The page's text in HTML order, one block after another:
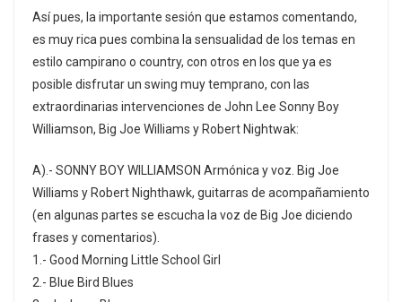
Así pues, la importante sesión que estamos comentando,
es muy rica pues combina la sensualidad de los temas en
estilo campirano o country, con otros en los que ya es
posible disfrutar un swing muy temprano, con las
extraordinarias intervenciones de John Lee Sonny Boy
Williamson, Big Joe Williams y Robert Nightwak:
A).- SONNY BOY WILLIAMSON Armónica y voz. Big Joe
Williams y Robert Nighthawk, guitarras de acompañamiento
(en algunas partes se escucha la voz de Big Joe diciendo
frases y comentarios).
1.- Good Morning Little School Girl
2.- Blue Bird Blues